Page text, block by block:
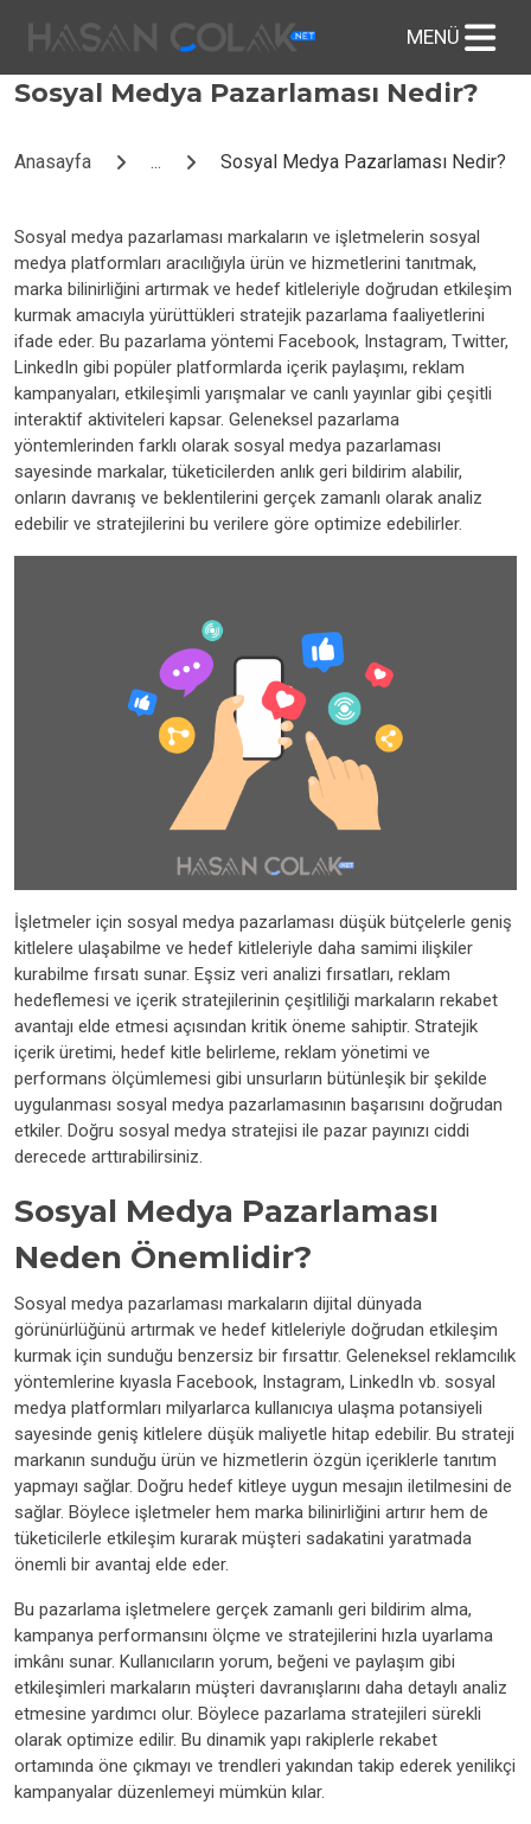
Sosyal Medya Pazarlaması Nedir?
Anasayfa ... Sosyal Medya Pazarlaması Nedir?
Sosyal medya pazarlaması markaların ve işletmelerin sosyal
medya platformları aracılığıyla ürün ve hizmetlerini tanıtmak,
marka bilinirliğini artırmak ve hedef kitleleriyle doğrudan etkileşim
kurmak amacıyla yürüttükleri stratejik pazarlama faaliyetlerini
ifade eder. Bu pazarlama yöntemi Facebook, Instagram, Twitter,
LinkedIn gibi popüler platformlarda içerik paylaşımı, reklam
kampanyaları, etkileşimli yarışmalar ve canlı yayınlar gibi çeşitli
interaktif aktiviteleri kapsar. Geleneksel pazarlama
yöntemlerinden farklı olarak sosyal medya pazarlaması
sayesinde markalar, tüketicilerden anlık geri bildirim alabilir,
onların davranış ve beklentilerini gerçek zamanlı olarak analiz
edebilir ve stratejilerini bu verilere göre optimize edebilirler.
İşletmeler için sosyal medya pazarlaması düşük bütçelerle geniş
kitlelere ulaşabilme ve hedef kitleleriyle daha samimi ilişkiler
kurabilme fırsatı sunar. Eşsiz veri analizi fırsatları, reklam
hedeflemesi ve içerik stratejilerinin çeşitliliği markaların rekabet
avantajı elde etmesi açısından kritik öneme sahiptir. Stratejik
içerik üretimi, hedef kitle belirleme, reklam yönetimi ve
performans ölçümlemesi gibi unsurların bütünleşik bir şekilde
uygulanması sosyal medya pazarlamasının başarısını doğrudan
etkiler. Doğru sosyal medya stratejisi ile pazar payınızı ciddi
derecede arttırabilirsiniz.
Sosyal Medya Pazarlaması
Neden Önemlidir?
Sosyal medya pazarlaması markaların dijital dünyada
görünürlüğünü artırmak ve hedef kitleleriyle doğrudan etkileşim
kurmak için sunduğu benzersiz bir fırsattır. Geleneksel reklamcılık
yöntemlerine kıyasla Facebook, Instagram, LinkedIn vb. sosyal
medya platformları milyarlarca kullanıcıya ulaşma potansiyeli
sayesinde geniş kitlelere düşük maliyetle hitap edebilir. Bu strateji
markanın sunduğu ürün ve hizmetlerin özgün içeriklerle tanıtım
yapmayı sağlar. Doğru hedef kitleye uygun mesajın iletilmesini de
sağlar. Böylece işletmeler hem marka bilinirliğini artırır hem de
tüketicilerle etkileşim kurarak müşteri sadakatini yaratmada
önemli bir avantaj elde eder.
Bu pazarlama işletmelere gerçek zamanlı geri bildirim alma,
kampanya performansını ölçme ve stratejilerini hızla uyarlama
imkânı sunar. Kullanıcıların yorum, beğeni ve paylaşım gibi
etkileşimleri markaların müşteri davranışlarını daha detaylı analiz
etmesine yardımcı olur. Böylece pazarlama stratejileri sürekli
olarak optimize edilir. Bu dinamik yapı rakiplerle rekabet
ortamında öne çıkmayı ve trendleri yakından takip ederek yenilikçi
kampanyalar düzenlemeyi mümkün kılar.